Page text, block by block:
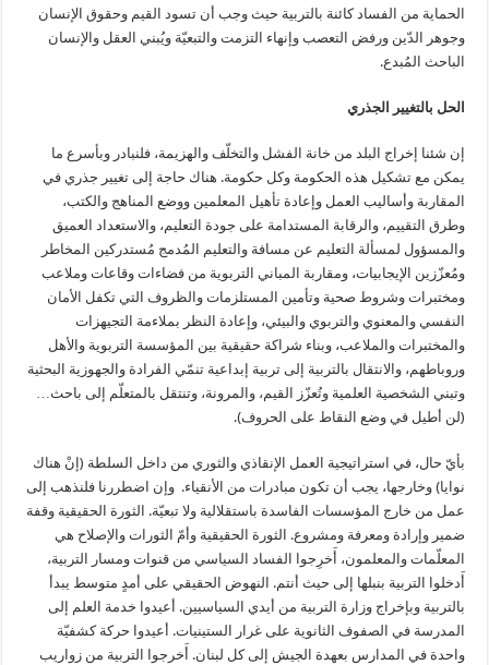
الحماية من الفساد كائنة بالتربية حيث وجب أن تسود القيم وحقوق الإنسان
وجوهر الدّين ورفض التعصب وإنهاء التزمت والتبعيّة ويُبني العقل والإنسان
الباحث المُبدع.
الحل بالتغيير الجذري
إن شئنا إخراج البلد من خانة الفشل والتخلّف والهزيمة، فلنبادر وبأسرع ما
يمكن مع تشكيل هذه الحكومة وكل حكومة. هناك حاجة إلى تغيير جذري في
المقاربة وأساليب العمل وإعادة تأهيل المعلمين ووضع المناهج والكتب،
وطرق التقييم، والرقابة المستدامة على جودة التعليم، والاستعداد العميق
والمسؤول لمسألة التعليم عن مسافة والتعليم المُدمج مُستدركين المخاطر
ومُعزّزين الإيجابيات، ومقاربة المباني التربوية من فضاءات وقاعات وملاعب
ومختبرات وشروط صحية وتأمين المستلزمات والظروف التي تكفل الأمان
النفسي والمعنوي والتربوي والبيئي، وإعادة النظر بملاءمة التجيهزات
والمختبرات والملاعب، وبناء شراكة حقيقية بين المؤسسة التربوية والأهل
وروباطهم، والانتقال بالتربية إلى تربية إبداعية تنمّي الفرادة والجهوزية البحثية
وتبني الشخصية العلمية وتُعزّز القيم، والمرونة، وتنتقل بالمتعلّم إلى باحث…
(لن أطيل في وضع النقاط على الحروف).
بأيّ حال، في استراتيجية العمل الإنقاذي والثوري من داخل السلطة (إنْ هناك
نوايا) وخارجها، يجب أن تكون مبادرات من الأنقياء. وإن اضطررنا فلنذهب إلى
عمل من خارج المؤسسات الفاسدة باستقلالية ولا تبعيّة. الثورة الحقيقية وقفة
ضمير وإرادة ومعرفة ومشروع. الثورة الحقيقية وأمّ الثورات والإصلاح هي
المعلّمات والمعلمون، أَخرِجوا الفساد السياسي من قنوات ومسار التربية،
أَدخلوا التربية بنبلها إلى حيث أنتم. النهوض الحقيقي على أمدٍ متوسط يبدأ
بالتربية وبإخراج وزارة التربية من أيدي السياسيين. أعيدوا خدمة العلم إلى
المدرسة في الصفوف الثانوية على غرار الستينيات. أعيدوا حركة كشفيّة
واحدة في المدارس بعهدة الجيش إلى كل لبنان. أَخرجوا التربية من زواريب